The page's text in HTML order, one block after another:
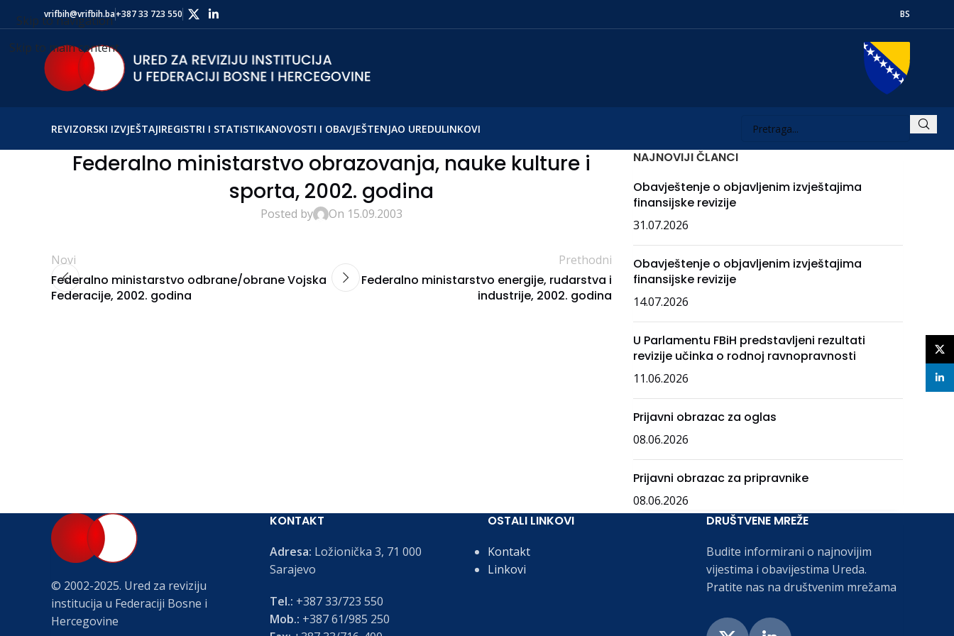
Skip to navigation
Skip to main content
vrifbih@vrifbih.ba+387 33 723 550 BS
REVIZORSKI IZVJEŠTAJIREGISTRI I STATISTIKANOVOSTI I OBAVJEŠTENJAO UREDULINKOVI
Federalno ministarstvo obrazovanja, nauke kulture i
sporta, 2002. godina
Posted by On 15.09.2003
Novi
Federalno ministarstvo odbrane/obrane Vojska
Federacije, 2002. godina
Prethodni
Federalno ministarstvo energije, rudarstva i
industrije, 2002. godina
NAJNOVIJI ČLANCI
Obavještenje o objavljenim izvještajima
finansijske revizije
31.07.2026
Obavještenje o objavljenim izvještajima
finansijske revizije
14.07.2026
U Parlamentu FBiH predstavljeni rezultati
revizije učinka o rodnoj ravnopravnosti
11.06.2026
Prijavni obrazac za oglas
08.06.2026
Prijavni obrazac za pripravnike
08.06.2026
© 2002-2025. Ured za reviziju
institucija u Federaciji Bosne i
Hercegovine
KONTAKT
Adresa: Ložionička 3, 71 000
Sarajevo
Tel.: +387 33/723 550
Mob.: +387 61/985 250
OSTALI LINKOVI
Kontakt
Linkovi
DRUŠTVENE MREŽE
Budite informirani o najnovijim
vijestima i obavijestima Ureda.
Pratite nas na društvenim mrežama